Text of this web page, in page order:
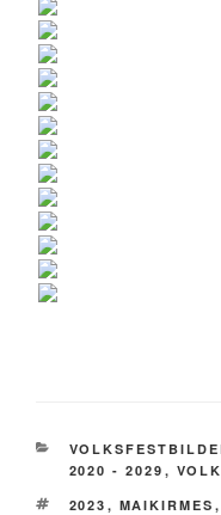
KATEGORIEN
2020 - 2029 ,
SCHLAGWÖRTER
2023 , MAIKIRMES ,